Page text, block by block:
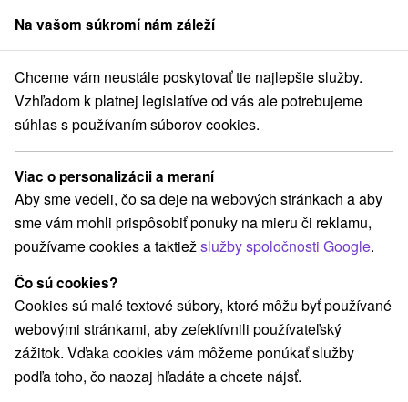
člen skupinySorger
Atrakcie na Slovensku Kaštiele Južné Slovensko
Kaštiele na Južnom Slovensku
Kategórie
Všetky kategórie
Plte, rafting, splavy (2)
Vyhliadkové veže a chodníky(12)
Hrady, zámky, zrúcaniny
Jazda na koni(2) Skanzeny(3) Divadlá(7)
Kaštiele(2) Sakrálne miesta(6)
Laserarény a paintball(2) Architektonické stavby(9)
Mestské a zámocké parky(5) Pramene (2)
Motokárové dráhy
Na vašom súkromí nám záleží
Chceme vám neustále poskytovať tie najlepšie služby.
Vzhľadom k platnej legislatíve od vás ale potrebujeme
súhlas s používaním súborov cookies.
Viac o personalizácii a meraní
Aby sme vedeli, čo sa deje na webových stránkach a aby
sme vám mohli prispôsobiť ponuky na mieru či reklamu,
používame cookies a taktiežslužby spoločnosti Google.
Čo sú cookies?
Cookies sú malé textové súbory, ktoré môžu byť používané
webovými stránkami, aby zefektívnili používateľský
zážitok. Vďaka cookies vám môžeme ponúkať služby
podľa toho, čo naozaj hľadáte a chcete nájsť.